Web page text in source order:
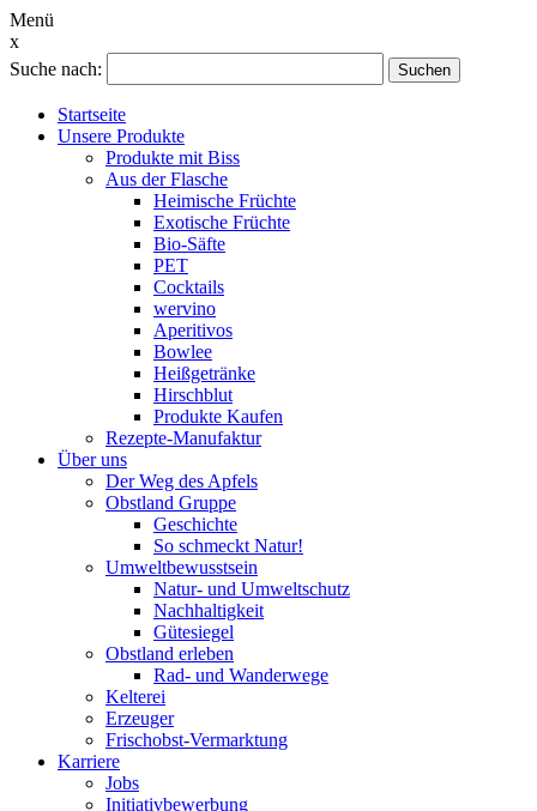
Menü
x
Suche nach:
Suchen
Startseite
Unsere Produkte
Produkte mit Biss
Aus der Flasche
Heimische Früchte
Exotische Früchte
Bio-Säfte
PET
Cocktails
wervino
Aperitivos
Bowlee
Heißgetränke
Hirschblut
Produkte Kaufen
Rezepte-Manufaktur
Über uns
Der Weg des Apfels
Obstland Gruppe
Geschichte
So schmeckt Natur!
Umweltbewusstsein
Natur- und Umweltschutz
Nachhaltigkeit
Gütesiegel
Obstland erleben
Rad- und Wanderwege
Kelterei
Erzeuger
Frischobst-Vermarktung
Karriere
Jobs
Initiativbewerbung